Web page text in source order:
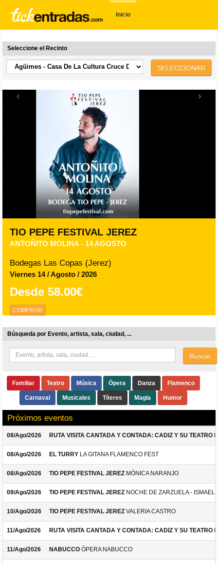
Inicio
Seleccione el Recinto
SELECCIONAR
‹ ›
TIO PEPE FESTIVAL JEREZ
ANTOÑITO MOLINA - 14 AGOSTO
Bodegas Las Copas (Jerez)
Viernes 14 / Agosto / 2026
Desde 58.00€
COMPRAR
Búsqueda por Evento, artista, sala, ciudad, ...
Buscar
Familiar Teatro Música Ópera Danza Flamenco
Carnaval Musicales Títeres Magia Humor
Próximos eventos
08/Ago/2026 RUTA VISITA CANTADA Y CONTADA: CADIZ Y SU TEATRO
08/Ago/2026 EL TURRY LA GITANA FLAMENCO FEST
08/Ago/2026 TIO PEPE FESTIVAL JEREZ MÓNICA NARANJO
09/Ago/2026 TIO PEPE FESTIVAL JEREZ NOCHE DE ZARZUELA -
10/Ago/2026 TIO PEPE FESTIVAL JEREZ VALERIA CASTRO
11/Ago/2026 RUTA VISITA CANTADA Y CONTADA: CADIZ Y SU TEATRO
11/Ago/2026 NABUCCO ÓPERA NABUCCO